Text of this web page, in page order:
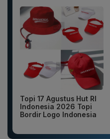
Topi 17 Agustus Hut RI
Indonesia 2026 Topi
Bordir Logo Indonesia